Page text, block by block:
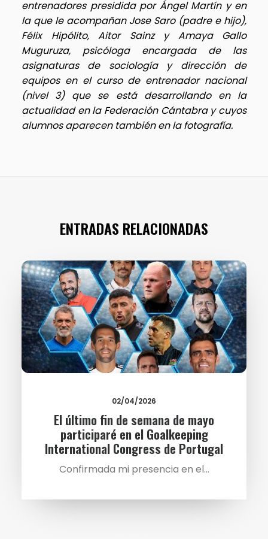
entrenadores presidida por Ángel Martín y en
la que le acompañan Jose Saro (padre e hijo),
Félix Hipólito, Aitor Sainz y Amaya Gallo
Muguruza, psicóloga encargada de las
asignaturas de sociología y dirección de
equipos en el curso de entrenador nacional
(nivel 3) que se está desarrollando en la
actualidad en la Federación Cántabra y cuyos
alumnos aparecen también en la fotografía.
ENTRADAS RELACIONADAS
02/04/2026
El último fin de semana de mayo
participaré en el Goalkeeping
International Congress de Portugal
Confirmada mi presencia en el…